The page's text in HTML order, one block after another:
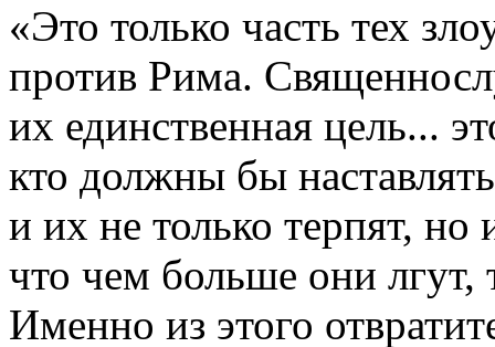
«Это только часть тех
против Рима.
их единственная цель...
кто должны бы
и их не только терпят,
что чем больше они лгут,
Именно из этого